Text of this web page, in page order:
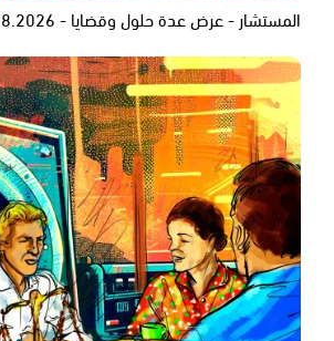
المستشار - عرض عدة حلول وقضايا - 05.08.2026